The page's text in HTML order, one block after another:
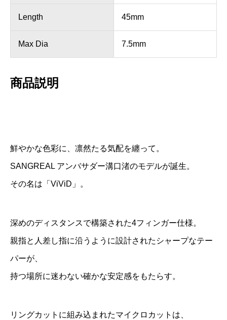
Length 45mm
Max Dia 7.5mm
商品説明
鮮やかな色彩に、凛然たる気配を纏って。
SANGREAL アンバサダー溝口渚のモデルが誕生。
その名は「ViViD」。
深めのディスタンスで構築された4フィンガー仕様。
親指と人差し指に沿うように設計されたシャープなテー
パーが、
持つ場所に迷わない確かな安定感をもたらす。
リングカットに組み込まれたマイクロカットは、